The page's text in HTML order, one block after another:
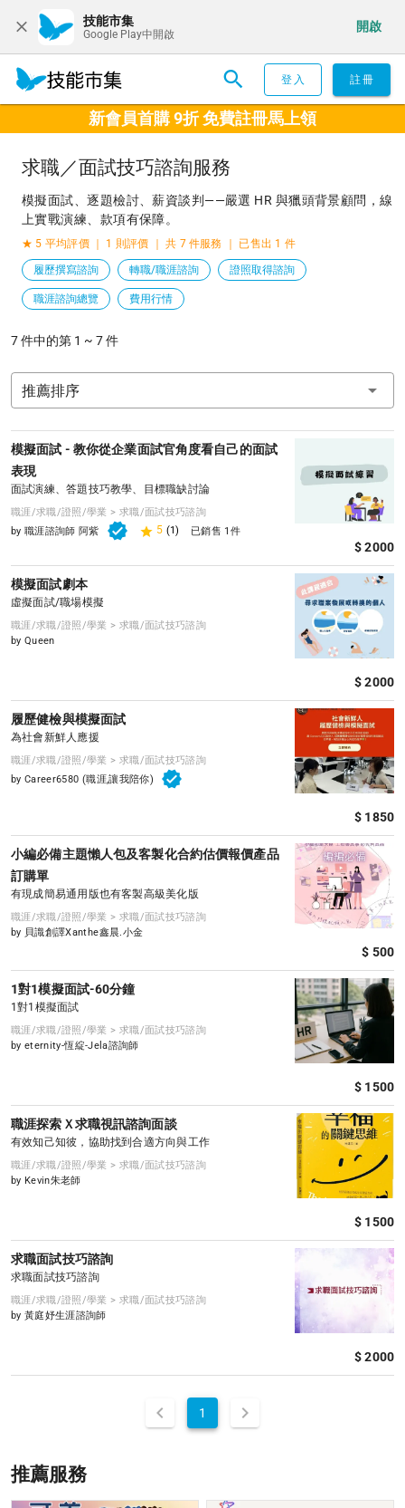
技能市集
Google Play中開啟
開啟
登入 註冊
新會員首購 9折 免費註冊馬上領
求職／面試技巧諮詢服務
模擬面試、逐題檢討、薪資談判——嚴選 HR 與獵頭背景顧問，線
上實戰演練、款項有保障。
★ 5 平均評價 ｜ 1 則評價 ｜ 共 7 件服務 ｜ 已售出 1 件
履歷撰寫諮詢 轉職/職涯諮詢 證照取得諮詢
職涯諮詢總覽 費用行情
7 件中的第 1 ~ 7 件
推薦排序
模擬面試 - 教你從企業面試官角度看自己的面試
表現
面試演練、答題技巧教學、目標職缺討論
職涯/求職/證照/學業 > 求職/面試技巧諮詢
by 職涯諮詢師 阿紫
5 (1) 已銷售 1件
$ 2000
模擬面試劇本
虛擬面試/職場模擬
職涯/求職/證照/學業 > 求職/面試技巧諮詢
by Queen
$ 2000
履歷健檢與模擬面試
為社會新鮮人應援
職涯/求職/證照/學業 > 求職/面試技巧諮詢
by Career6580 (職涯,讓我陪你)
$ 1850
小編必備主題懶人包及客製化合約估價報價產品
訂購單
有現成簡易通用版也有客製高級美化版
職涯/求職/證照/學業 > 求職/面試技巧諮詢
by 貝識創譯Xanthe鑫晨.小金
$ 500
1對1模擬面試-60分鐘
1對1模擬面試
職涯/求職/證照/學業 > 求職/面試技巧諮詢
by eternity-恆綻-Jela諮詢師
$ 1500
職涯探索Ｘ求職視訊諮詢面談
有效知己知彼，協助找到合適方向與工作
職涯/求職/證照/學業 > 求職/面試技巧諮詢
by Kevin朱老師
$ 1500
求職面試技巧諮詢
求職面試技巧諮詢
職涯/求職/證照/學業 > 求職/面試技巧諮詢
by 黃庭妤生涯諮詢師
$ 2000
1
推薦服務